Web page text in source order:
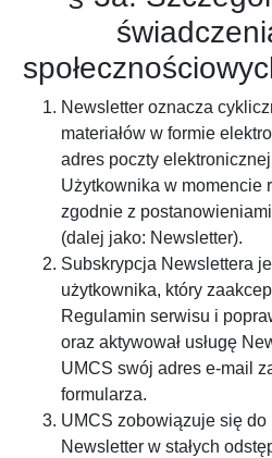
Newsletter oznacza
materiałów w formie
adres poczty
Użytkownika w momencie
zgodnie z
(dalej jako: Newsletter).
Subskrypcja Newslettera
użytkownika, który
Regulamin serwisu i
oraz aktywował usługę
UMCS swój adres e-mail
formularza.
UMCS zobowiązuje się do
Newsletter w stałych